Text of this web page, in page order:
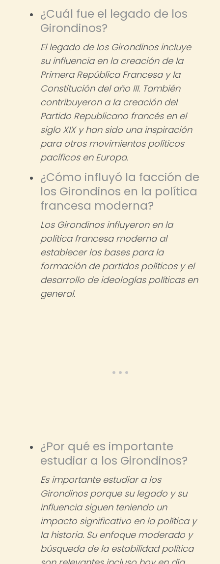
¿Cuál fue el legado de los
Girondinos?
El legado de los Girondinos incluye
su influencia en la creación de la
Primera República Francesa y la
Constitución del año III. También
contribuyeron a la creación del
Partido Republicano francés en el
siglo XIX y han sido una inspiración
para otros movimientos políticos
pacíficos en Europa.
¿Cómo influyó la facción de
los Girondinos en la política
francesa moderna?
Los Girondinos influyeron en la
política francesa moderna al
establecer las bases para la
formación de partidos políticos y el
desarrollo de ideologías políticas en
general.
¿Por qué es importante
estudiar a los Girondinos?
Es importante estudiar a los
Girondinos porque su legado y su
influencia siguen teniendo un
impacto significativo en la política y
la historia. Su enfoque moderado y
búsqueda de la estabilidad política